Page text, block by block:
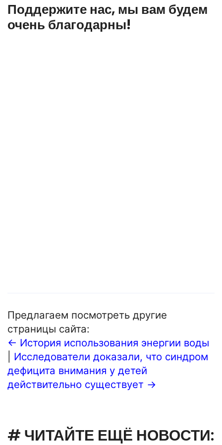
Поддержите нас, мы вам будем
очень благодарны!
Предлагаем посмотреть другие
страницы сайта:
← История использования энергии воды
Исследователи доказали, что синдром
дефицита внимания у детей
действительно существует →
# ЧИТАЙТЕ ЕЩЁ НОВОСТИ: